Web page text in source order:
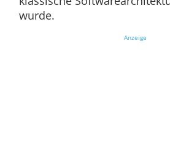
wurde.
Anzeige